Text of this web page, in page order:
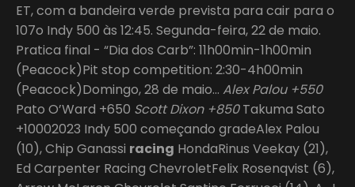
ET, com a bandeira verde prevista para cair para o
107o Indy 500 às 12:45. Segunda-feira, 22 de maio.
Pratica final - “Dia dos Carb”: 11h00min-1h00min
(Peacock)Pit stop competition: 2:30-4h00min
(Peacock)Domingo, 28 de maio… Alex Palou +550
Pato O’Ward +650 Scott Dixon +850Takuma Sato
+10002023 Indy 500 começando gradeAlex Palou
(10), Chip Ganassi racing HondaRinus Veekay (21),
Ed Carpenter Racing ChevroletFelix Rosenqvist (6),